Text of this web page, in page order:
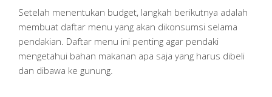
Setelah menentukan budget, langkah berikutnya adalah
membuat daftar menu yang akan dikonsumsi selama
pendakian. Daftar menu ini penting agar pendaki
mengetahui bahan makanan apa saja yang harus dibeli
dan dibawa ke gunung.